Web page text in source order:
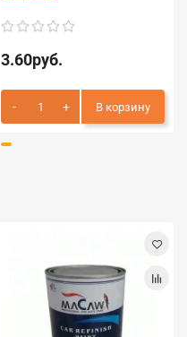
3.60руб.
В корзину